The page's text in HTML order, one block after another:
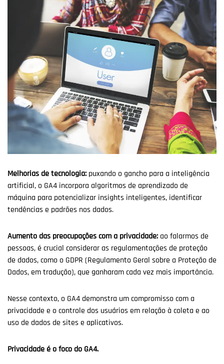
Melhorias de tecnologia: puxando o gancho para a inteligência
artificial, o GA4 incorpora algoritmos de aprendizado de
máquina para potencializar insights inteligentes, identificar
tendências e padrões nos dados.
Aumento das preocupações com a privacidade: ao falarmos de
pessoas, é crucial considerar as regulamentações de proteção
de dados, como o GDPR (Regulamento Geral sobre a Proteção de
Dados, em tradução), que ganharam cada vez mais importância.
Nesse contexto, o GA4 demonstra um compromisso com a
privacidade e o controle dos usuários em relação à coleta e ao
uso de dados de sites e aplicativos.
Privacidade é o foco do GA4.